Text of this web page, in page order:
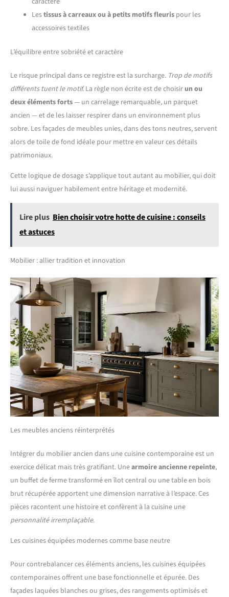
Lestissus à carreaux ou à petits motifs fleuris pour les
accessoires textiles
L’équilibre entre sobriété et caractère
Le risque principal dans ce registre est la surcharge. Trop de motifs
différents tuent le motif.La règle non écrite est de choisir un ou
deux éléments forts— un carrelage remarquable, un parquet
ancien — et de les laisser respirer dans un environnement plus
sobre. Les façades de meubles unies, dans des tons neutres, servent
alors de toile de fond idéale pour mettre en valeur ces détails
patrimoniaux.
Cette logique de dosage s’applique tout autant au mobilier, qui doit
lui aussi naviguer habilement entre héritage et modernité.
Lire plus Bien choisir votre hotte de cuisine : conseils
et astuces
Mobilier : allier tradition et innovation
Les meubles anciens réinterprétés
Intégrer du mobilier ancien dans une cuisine contemporaine est un
exercice délicat mais très gratifiant. Unearmoire ancienne repeinte,
un buffet de ferme transformé en îlot central ou une table en bois
brut récupérée apportent une dimension narrative à l’espace. Ces
pièces racontent une histoire et confèrent à la cuisine une
personnalité irremplaçable.
Les cuisines équipées modernes comme base neutre
Pour contrebalancer ces éléments anciens, les cuisines équipées
contemporaines offrent une base fonctionnelle et épurée. Des
façades laquées blanches ou grises, des rangements optimisés et